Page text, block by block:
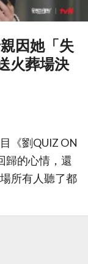
因她「失
火葬場決
《劉QUIZ ON
歸的心情，還
所有人聽了都